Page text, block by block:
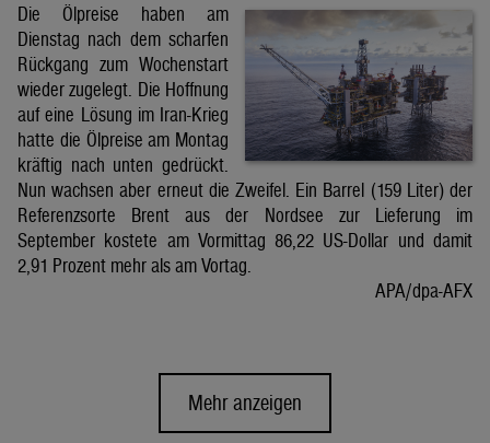
Die Ölpreise haben am
Dienstag nach dem scharfen
Rückgang zum Wochenstart
wieder zugelegt. Die Hoffnung
auf eine Lösung im Iran-Krieg
hatte die Ölpreise am Montag
kräftig nach unten gedrückt.
Nun wachsen aber erneut die Zweifel. Ein Barrel (159 Liter) der
Referenzsorte Brent aus der Nordsee zur Lieferung im
September kostete am Vormittag 86,22 US-Dollar und damit
2,91 Prozent mehr als am Vortag.
APA/dpa-AFX
Mehr anzeigen